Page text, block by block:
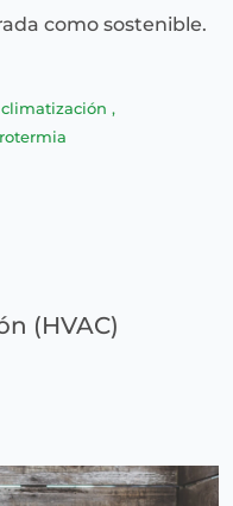
como sostenible.
climatización ,
(HVAC)